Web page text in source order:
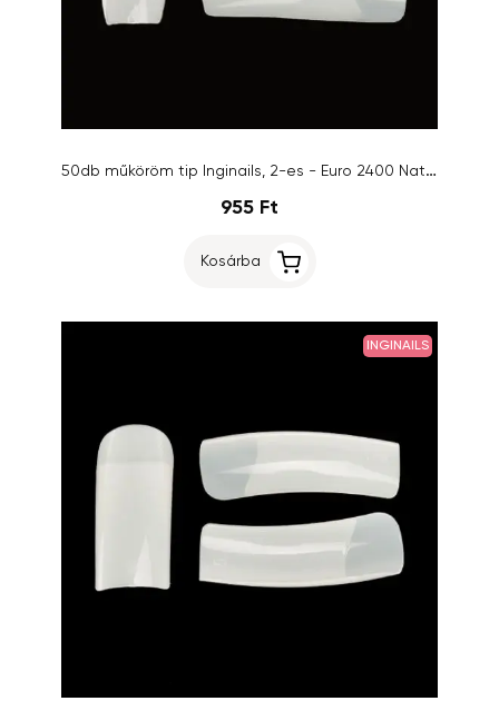
50db műköröm tip Inginails, 2-es - Euro 2400 Natural
955 Ft
Kosárba
INGINAILS